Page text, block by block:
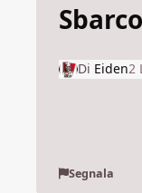
Di Eiden2
Segnala